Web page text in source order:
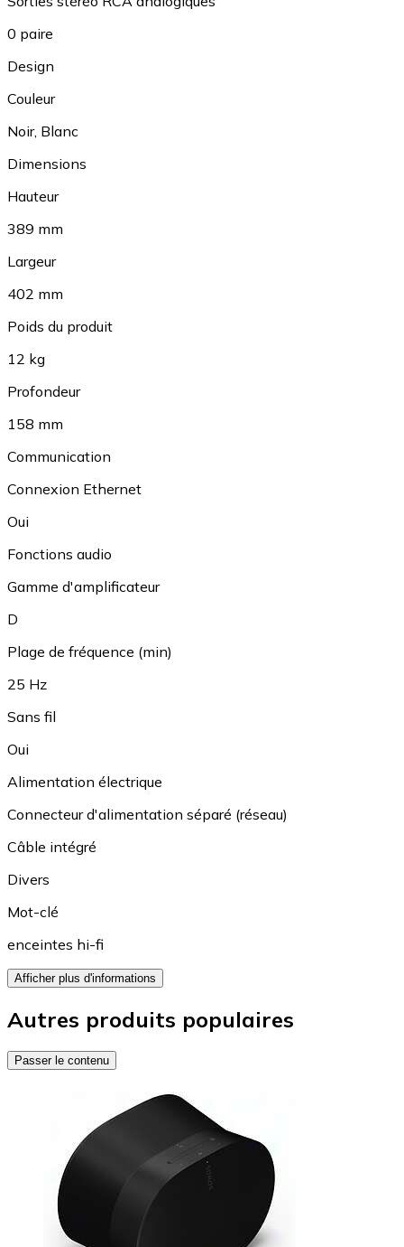
0 paire
Design
Couleur
Noir, Blanc
Dimensions
Hauteur
389 mm
Largeur
402 mm
Poids du produit
12 kg
Profondeur
158 mm
Communication
Connexion Ethernet
Oui
Fonctions audio
Gamme d'amplificateur
D
Plage de fréquence (min)
25 Hz
Sans fil
Oui
Alimentation électrique
Connecteur d'alimentation séparé (réseau)
Câble intégré
Divers
Mot-clé
enceintes hi-fi
Afficher plus d'informations
Autres produits populaires
Passer le contenu